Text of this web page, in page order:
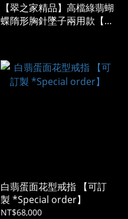
【翠之家精品】高檔綠翡蝴
蝶隋形胸針墜子兩用款【可
白翡蛋面花型戒指 【可訂
製 *Special order】
NT$68,000